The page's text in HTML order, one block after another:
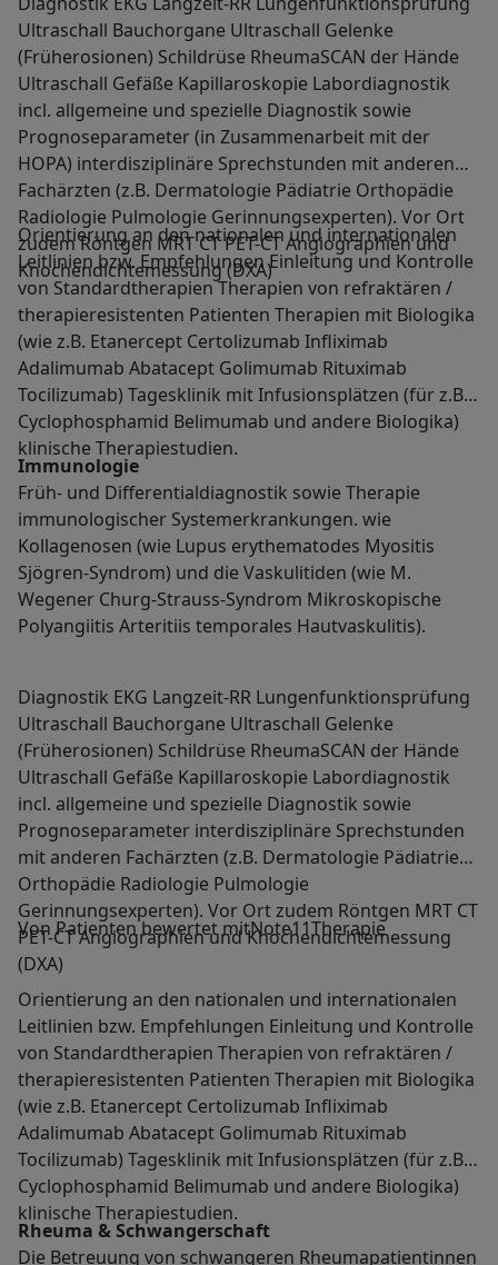
Ultraschall Bauchorgane Ultraschall Gelenke
(Früherosionen) Schildrüse RheumaSCAN der Hände
Ultraschall Gefäße Kapillaroskopie Labordiagnostik
incl. allgemeine und spezielle Diagnostik sowie
Prognoseparameter (in Zusammenarbeit mit der
HOPA) interdisziplinäre Sprechstunden mit anderen
Fachärzten (z.B. Dermatologie Pädiatrie Orthopädie
Radiologie Pulmologie Gerinnungsexperten). Vor Ort
zudem Röntgen MRT CT PET-CT Angiographien und
Knochendichtemessung (DXA)
Orientierung an den nationalen und internationalen
Leitlinien bzw. Empfehlungen Einleitung und Kontrolle
von Standardtherapien Therapien von refraktären /
therapieresistenten Patienten Therapien mit Biologika
(wie z.B. Etanercept Certolizumab Infliximab
Adalimumab Abatacept Golimumab Rituximab
Tocilizumab) Tagesklinik mit Infusionsplätzen (für z.B.
Cyclophosphamid Belimumab und andere Biologika)
klinische Therapiestudien.
Immunologie
Früh- und Differentialdiagnostik sowie Therapie
immunologischer Systemerkrankungen. wie
Kollagenosen (wie Lupus erythematodes Myositis
Sjögren-Syndrom) und die Vaskulitiden (wie M.
Wegener Churg-Strauss-Syndrom Mikroskopische
Polyangiitis Arteritiis temporales Hautvaskulitis).
Diagnostik EKG Langzeit-RR Lungenfunktionsprüfung
Ultraschall Bauchorgane Ultraschall Gelenke
(Früherosionen) Schildrüse RheumaSCAN der Hände
Ultraschall Gefäße Kapillaroskopie Labordiagnostik
incl. allgemeine und spezielle Diagnostik sowie
Prognoseparameter interdisziplinäre Sprechstunden
mit anderen Fachärzten (z.B. Dermatologie Pädiatrie
Orthopädie Radiologie Pulmologie
Gerinnungsexperten). Vor Ort zudem Röntgen MRT CT
PET-CT Angiographien und Knochendichtemessung
(DXA)
Von Patienten bewertet mitNote11Therapie
Orientierung an den nationalen und internationalen
Leitlinien bzw. Empfehlungen Einleitung und Kontrolle
von Standardtherapien Therapien von refraktären /
therapieresistenten Patienten Therapien mit Biologika
(wie z.B. Etanercept Certolizumab Infliximab
Adalimumab Abatacept Golimumab Rituximab
Tocilizumab) Tagesklinik mit Infusionsplätzen (für z.B.
Cyclophosphamid Belimumab und andere Biologika)
klinische Therapiestudien.
Rheuma & Schwangerschaft
Die Betreuung von schwangeren Rheumapatientinnen